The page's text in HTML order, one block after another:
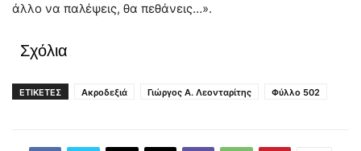
άλλο να παλέψεις, θα πεθάνεις…».
Σχόλια
ΕΤΙΚΕΤΕΣ Ακροδεξιά Γιώργος Α. Λεονταρίτης Φύλλο 502